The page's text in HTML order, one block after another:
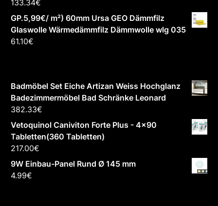
133.34€
GP.5,99€/ m²) 60mm Ursa GEO Dämmfilz
Glaswolle Wärmedämmfilz Dämmwolle wlg 035
61.10€
Badmöbel Set Eiche Artizan Weiss Hochglanz
Badezimmermöbel Bad Schränke Leonard
382.33€
Vetoquinol Caniviton Forte Plus - 4x90
Tabletten(360 Tabletten)
217.00€
9W Einbau-Panel Rund Ø 145 mm
4.99€